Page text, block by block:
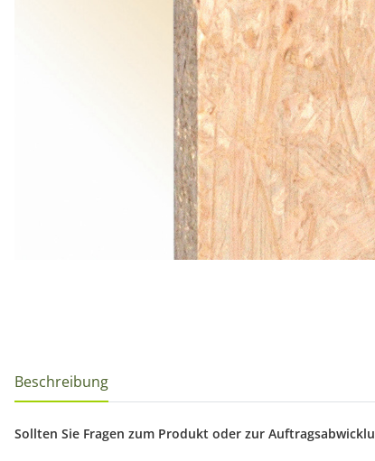
Beschreibung
Sollten Sie Fragen zum Produkt oder zur